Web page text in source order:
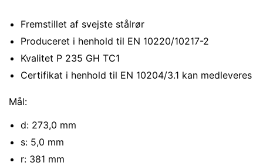
Fremstillet af svejste stålrør
Produceret i henhold til EN 10220/10217-2
Kvalitet P 235 GH TC1
Certifikat i henhold til EN 10204/3.1 kan medleveres
Mål:
d: 273,0 mm
s: 5,0 mm
r: 381 mm